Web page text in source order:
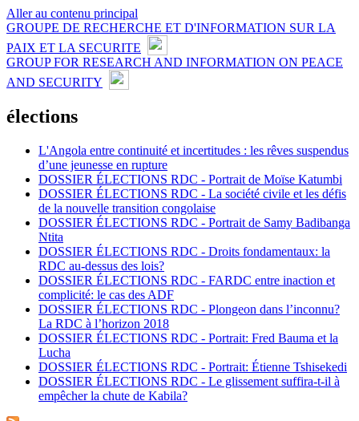
Aller au contenu principal
GROUPE DE RECHERCHE ET D'INFORMATION SUR LA
PAIX ET LA SECURITE
GROUP FOR RESEARCH AND INFORMATION ON PEACE
AND SECURITY
élections
L'Angola entre continuité et incertitudes : les rêves suspendus
d’une jeunesse en rupture
DOSSIER ÉLECTIONS RDC - Portrait de Moïse Katumbi
DOSSIER ÉLECTIONS RDC - La société civile et les défis
de la nouvelle transition congolaise
DOSSIER ÉLECTIONS RDC - Portrait de Samy Badibanga
Ntita
DOSSIER ÉLECTIONS RDC - Droits fondamentaux: la
RDC au-dessus des lois?
DOSSIER ÉLECTIONS RDC - FARDC entre inaction et
complicité: le cas des ADF
DOSSIER ÉLECTIONS RDC - Plongeon dans l’inconnu?
La RDC à l’horizon 2018
DOSSIER ÉLECTIONS RDC - Portrait: Fred Bauma et la
Lucha
DOSSIER ÉLECTIONS RDC - Portrait: Étienne Tshisekedi
DOSSIER ÉLECTIONS RDC - Le glissement suffira-t-il à
empêcher la chute de Kabila?